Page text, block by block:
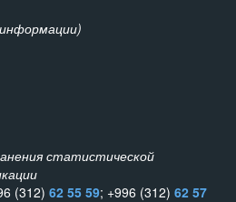
статистической
(312) 62 55 59; +996 (312) 62 57